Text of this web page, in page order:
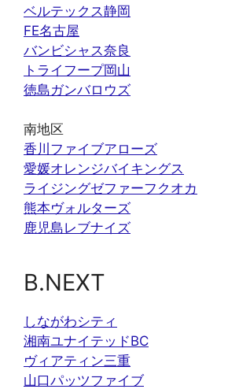
ベルテックス静岡
FE名古屋
バンビシャス奈良
トライフープ岡山
徳島ガンバロウズ
南地区
香川ファイブアローズ
愛媛オレンジバイキングス
ライジングゼファーフクオカ
熊本ヴォルターズ
鹿児島レブナイズ
B.NEXT
しながわシティ
湘南ユナイテッドBC
ヴィアティン三重
山口パッツファイブ